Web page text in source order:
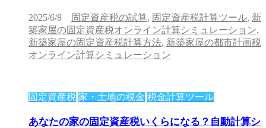
2025/6/8 固定資産税の試算, 固定資産税計算ツール, 新
築家屋の固定資産税オンライン計算シミュレーション,
新築家屋の固定資産税計算方法, 新築家屋の都市計画税
オンライン計算シミュレーション
固定資産税 家・土地の税金 税金計算ツール
あなたの家の固定資産税いくらになる？自動計算シ